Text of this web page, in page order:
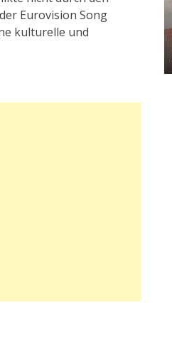
Eurovision Song
kulturelle und